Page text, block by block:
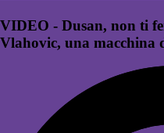
VIDEO - Dusan, non ti
Vlahovic, una macchina